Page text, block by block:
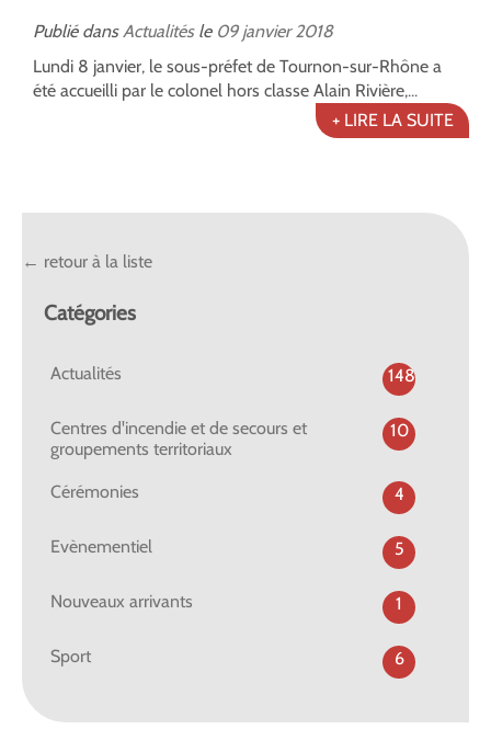
Publié dans Actualitésle 09 janvier 2018
Lundi 8 janvier, le sous-préfet de Tournon-sur-Rhône a
été accueilli par le colonel hors classe Alain Rivière,...
+ LIRE LA SUITE
← retour à la liste
Catégories
Actualités 148
Centres d'incendie et de secours et
groupements territoriaux
10
Cérémonies 4
Evènementiel 5
Nouveaux arrivants 1
Sport 6